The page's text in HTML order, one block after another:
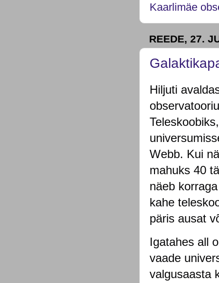
Kaarlimäe
REEDE, 27.
Hiljuti
Webb. Kui
mahuks 40
näeb
kahe
päris ausat
Igatahes all
vaade
valgusaasta